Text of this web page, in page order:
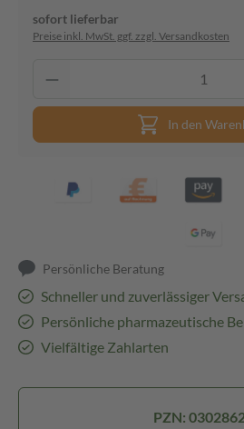
sofort lieferbar
Preise inkl. MwSt. ggf. zzgl. Versandkosten
In den
Persönliche Beratung
Schneller und zuverlässiger
Persönliche pharmazeutische
Vielfältige Zahlarten
PZN: